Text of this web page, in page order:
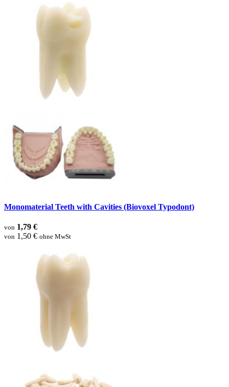
Monomaterial Teeth with Cavities (Biovoxel Typodont)
von 1,79 €
von 1,50 € ohne MwSt